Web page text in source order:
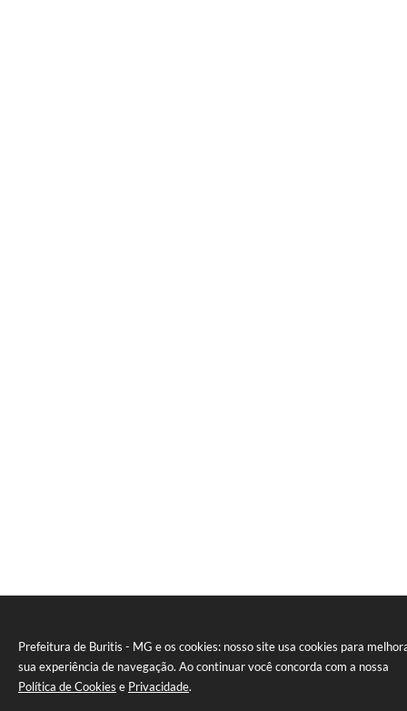
Prefeitura de Buritis - MG e os cookies: nosso site usa cookies para
sua experiência de navegação. Ao continuar você concorda com a nossa
Política de Cookies e Privacidade.